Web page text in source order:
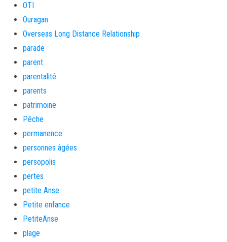
OTI
Ouragan
Overseas Long Distance Relationship
parade
parent
parentalité
parents
patrimoine
Pêche
permanence
personnes âgées
persopolis
pertes
petite Anse
Petite enfance
PetiteAnse
plage